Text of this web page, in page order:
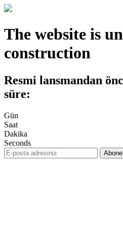
The website is
construction
Resmi lansmandan
süre:
Gün
Saat
Dakika
Seconds